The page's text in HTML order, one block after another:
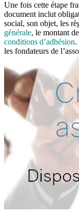
Une fois cette étape
document inclut
social, son objet, les
générale, le montant
conditions d’adhésion.
les fondateurs de